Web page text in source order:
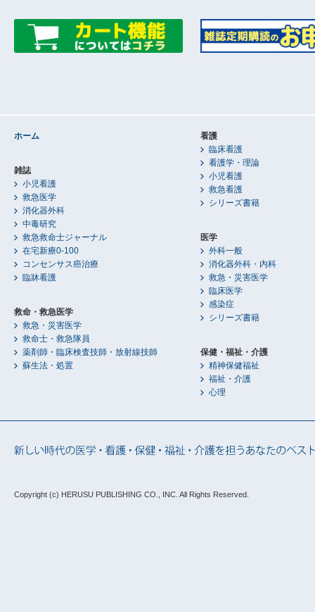
ホーム
雑誌
小児看護
救急医学
消化器外科
中毒研究
救急救命士ジャーナル
在宅新療0-100
コンセンサス癌治療
臨牀看護
救命・救急医学
救急・災害医学
救命士・救急隊員
薬剤師・臨床検査技師・放射線技師
蘇生法・処置
看護
臨床看護
看護学・理論
小児看護
救急看護
シリーズ書籍
医学
外科一般
消化器外科・内科
救急・災害医学
臨床医学
感染症
シリーズ書籍
保健・福祉・介護
精神保健福祉
福祉・介護
心理
Copyright (c) HERUSU PUBLISHING CO., INC. All Rights Reserved.